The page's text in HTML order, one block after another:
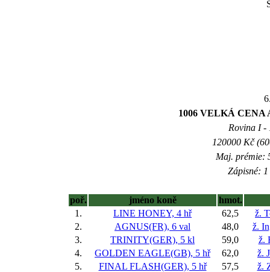
1006 VELKÁ CENA
Rovina I -
120000 Kč
Maj. prémie:
Zápisné:
poř. jméno koně
hmot.
1.
LINE HONEY, 4 hř 62,5
ž.
2.
AGNUS(FR), 6 val 48,0
ž.
3.
TRINITY(GER), 5 kl 59,0
ž.
4.
GOLDEN EAGLE(GB), 5 hř 62,0
ž.
5.
FINAL FLASH(GER), 5 hř 57,5
ž.